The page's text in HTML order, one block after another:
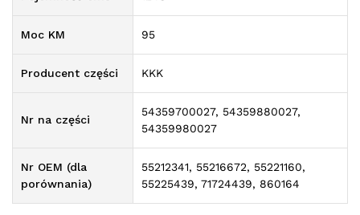
Moc KM 95
Producent części KKK
Nr na części
54359700027, 54359880027,
54359980027
Nr OEM (dla
porównania)
55212341, 55216672, 55221160,
55225439, 71724439, 860164